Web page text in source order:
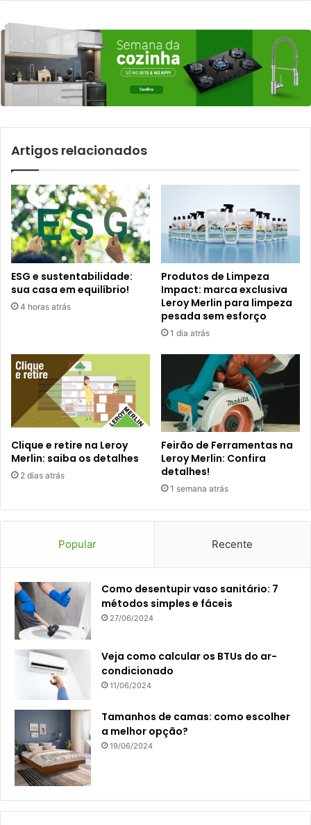
Artigos relacionados
ESG e sustentabilidade:
sua casa em equilíbrio!
4 horas atrás
Produtos de Limpeza
Impact: marca exclusiva
Leroy Merlin para limpeza
pesada sem esforço
1 dia atrás
Clique e retire na Leroy
Merlin: saiba os detalhes
2 dias atrás
Feirão de Ferramentas na
Leroy Merlin: Confira
detalhes!
1 semana atrás
Popular Recente
Como desentupir vaso sanitário: 7
métodos simples e fáceis
27/06/2024
Veja como calcular os BTUs do ar-
condicionado
11/06/2024
Tamanhos de camas: como escolher
a melhor opção?
19/06/2024